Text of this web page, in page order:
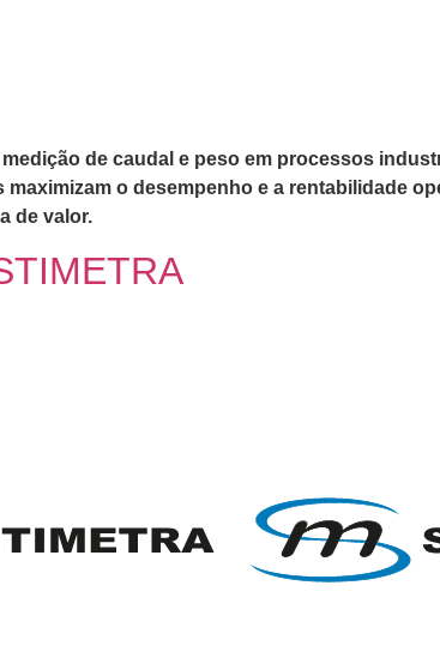
de caudal e peso em processos
o desempenho e a rentabilidade
de valor.